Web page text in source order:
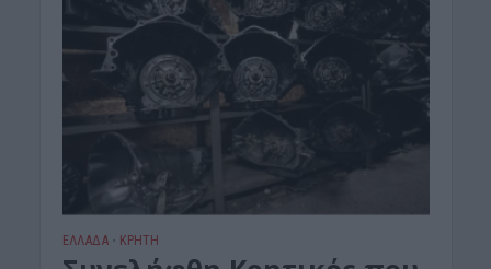
ΕΛΛΑΔΑ • ΚΡΗΤΗ